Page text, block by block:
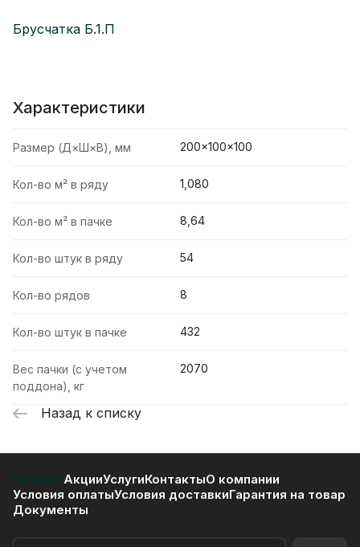
Брусчатка Б.1.П
Характеристики
Размер (Д×Ш×В), мм 200×100×100
Кол-во м² в ряду 1,080
Кол-во м² в пачке 8,64
Кол-во штук в ряду 54
Кол-во рядов 8
Кол-во штук в пачке 432
Вес пачки (с учетом
поддона), кг
2070
Назад к списку
КаталогАкцииУслугиКонтактыО компании
Условия оплатыУсловия доставкиГарантия на товар
Документы